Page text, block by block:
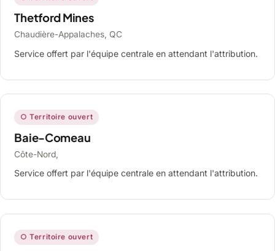
Thetford Mines
Chaudière-Appalaches, QC
Service offert par l'équipe centrale en attendant l'attribution.
○ Territoire ouvert
Baie-Comeau
Côte-Nord,
Service offert par l'équipe centrale en attendant l'attribution.
○ Territoire ouvert